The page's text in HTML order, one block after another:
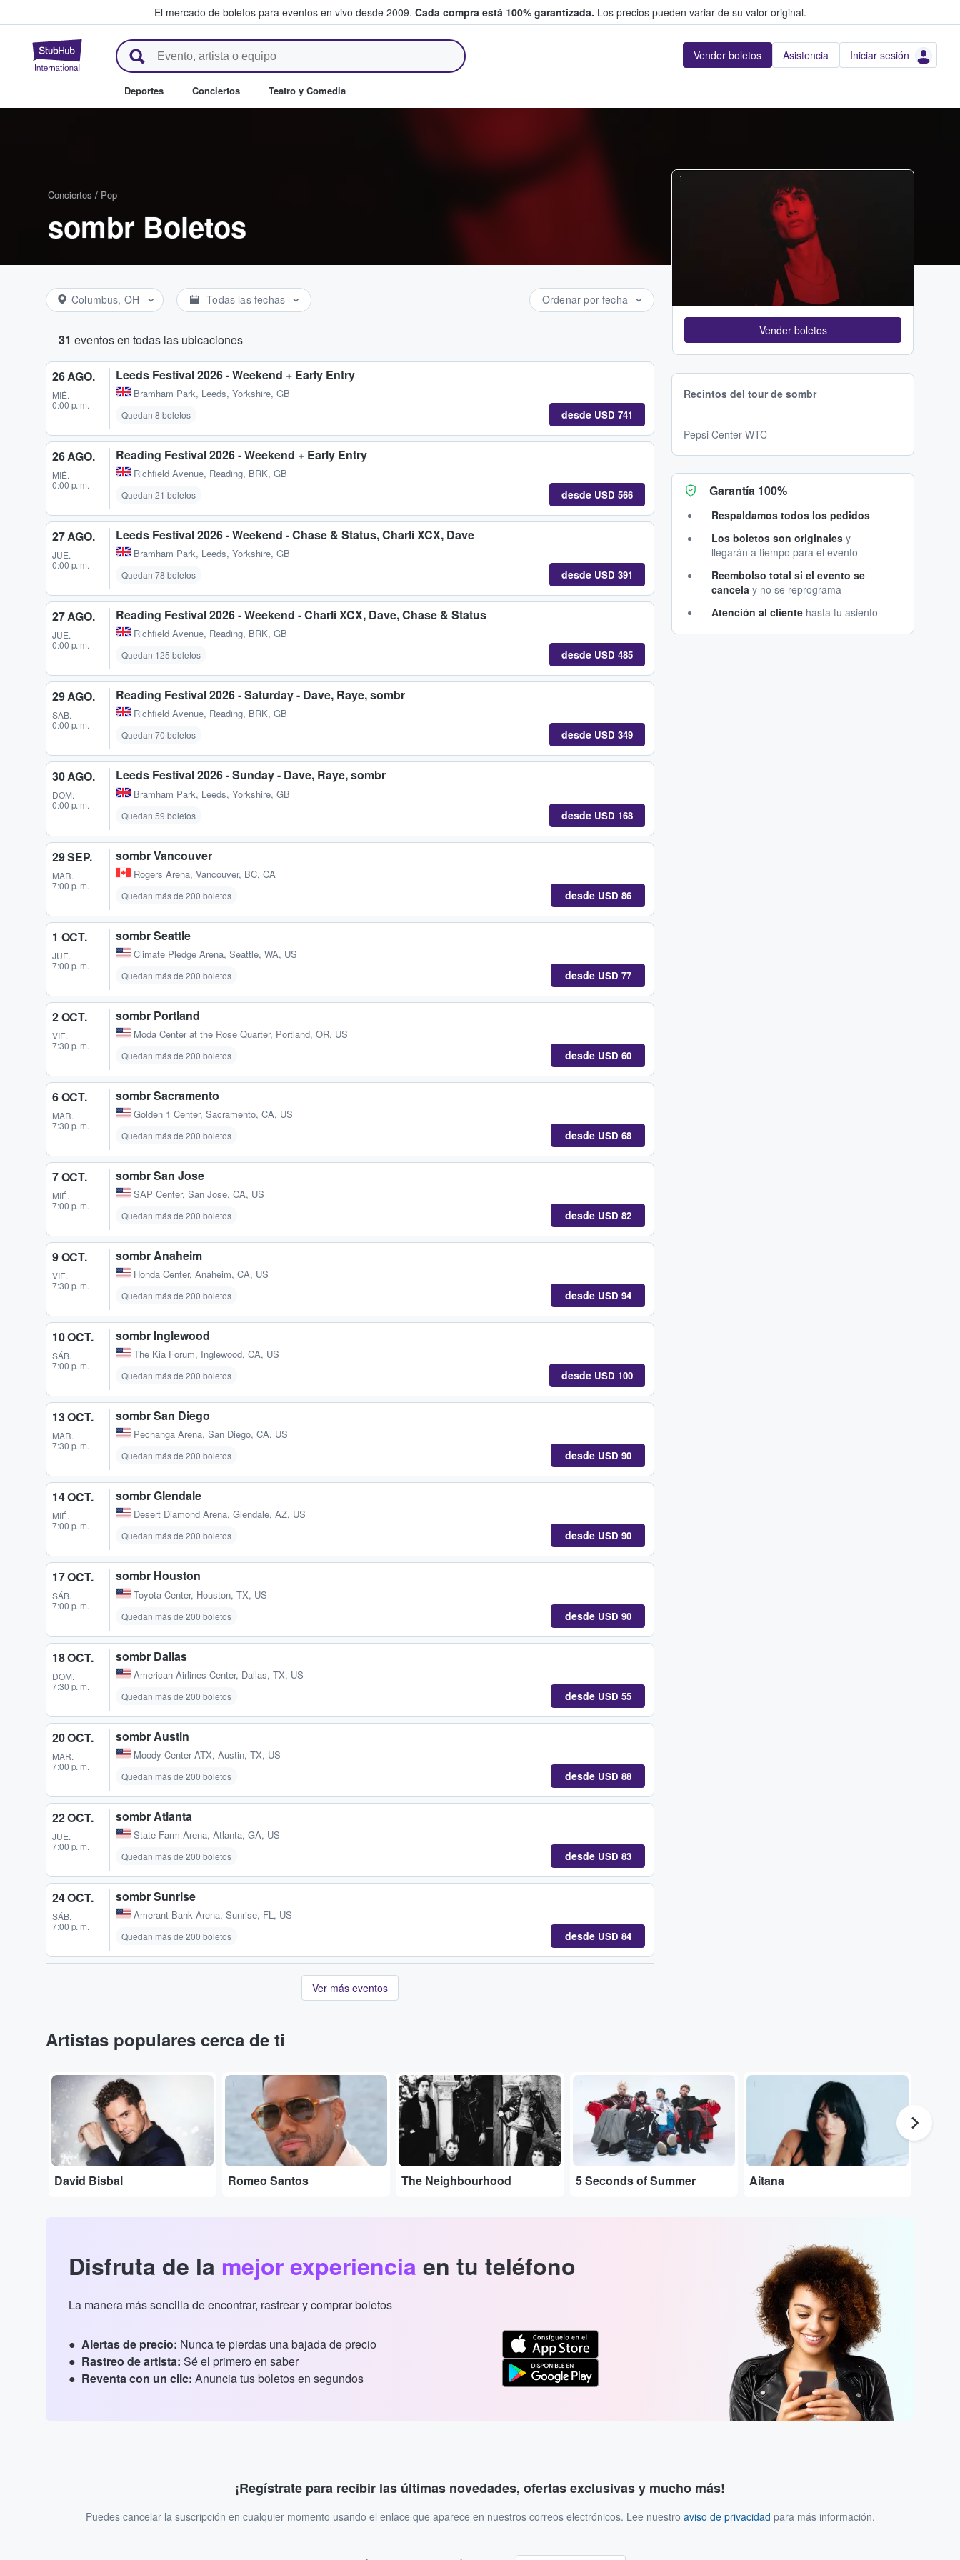
El mercado de boletos para eventos en vivo desde 2009. Cada compra está 100% garantizada. Los precios pueden variar de su valor original.
StubHub: donde los fans compran y venden boletos Vender boletos Asistencia Iniciar sesión
Deportes Conciertos Teatro y Comedia
Conciertos / Pop
sombr Boletos
Columbus, OH Todas las fechas Ordenar por fecha
31 eventos en todas las ubicaciones
26 AGO.
MIÉ.
0:00 p. m.
Leeds Festival 2026 - Weekend + Early Entry
Bramham Park, Leeds, Yorkshire, GB
Quedan 8 boletos desde USD 741
26 AGO.
MIÉ.
0:00 p. m.
Reading Festival 2026 - Weekend + Early Entry
Richfield Avenue, Reading, BRK, GB
Quedan 21 boletos desde USD 566
27 AGO.
JUE.
0:00 p. m.
Leeds Festival 2026 - Weekend - Chase & Status, Charli XCX, Dave
Bramham Park, Leeds, Yorkshire, GB
Quedan 78 boletos desde USD 391
27 AGO.
JUE.
0:00 p. m.
Reading Festival 2026 - Weekend - Charli XCX, Dave, Chase & Status
Richfield Avenue, Reading, BRK, GB
Quedan 125 boletos desde USD 485
29 AGO.
SÁB.
0:00 p. m.
Reading Festival 2026 - Saturday - Dave, Raye, sombr
Richfield Avenue, Reading, BRK, GB
Quedan 70 boletos desde USD 349
30 AGO.
DOM.
0:00 p. m.
Leeds Festival 2026 - Sunday - Dave, Raye, sombr
Bramham Park, Leeds, Yorkshire, GB
Quedan 59 boletos desde USD 168
29 SEP.
MAR.
7:00 p. m.
sombr Vancouver
Rogers Arena, Vancouver, BC, CA
Quedan más de 200 boletos desde USD 86
1 OCT.
JUE.
7:00 p. m.
sombr Seattle
Climate Pledge Arena, Seattle, WA, US
Quedan más de 200 boletos desde USD 77
2 OCT.
VIE.
7:30 p. m.
sombr Portland
Moda Center at the Rose Quarter, Portland, OR, US
Quedan más de 200 boletos desde USD 60
6 OCT.
MAR.
7:30 p. m.
sombr Sacramento
Golden 1 Center, Sacramento, CA, US
Quedan más de 200 boletos desde USD 68
7 OCT.
MIÉ.
7:00 p. m.
sombr San Jose
SAP Center, San Jose, CA, US
Quedan más de 200 boletos desde USD 82
9 OCT.
VIE.
7:30 p. m.
sombr Anaheim
Honda Center, Anaheim, CA, US
Quedan más de 200 boletos desde USD 94
10 OCT.
SÁB.
7:00 p. m.
sombr Inglewood
The Kia Forum, Inglewood, CA, US
Quedan más de 200 boletos desde USD 100
13 OCT.
MAR.
7:30 p. m.
sombr San Diego
Pechanga Arena, San Diego, CA, US
Quedan más de 200 boletos desde USD 90
14 OCT.
MIÉ.
7:00 p. m.
sombr Glendale
Desert Diamond Arena, Glendale, AZ, US
Quedan más de 200 boletos desde USD 90
17 OCT.
SÁB.
7:00 p. m.
sombr Houston
Toyota Center, Houston, TX, US
Quedan más de 200 boletos desde USD 90
18 OCT.
DOM.
7:30 p. m.
sombr Dallas
American Airlines Center, Dallas, TX, US
Quedan más de 200 boletos desde USD 55
20 OCT.
MAR.
7:00 p. m.
sombr Austin
Moody Center ATX, Austin, TX, US
Quedan más de 200 boletos desde USD 88
22 OCT.
JUE.
7:00 p. m.
sombr Atlanta
State Farm Arena, Atlanta, GA, US
Quedan más de 200 boletos desde USD 83
24 OCT.
SÁB.
7:00 p. m.
sombr Sunrise
Amerant Bank Arena, Sunrise, FL, US
Quedan más de 200 boletos desde USD 84
Ver más eventos
...
Vender boletos
Recintos del tour de sombr
Pepsi Center WTC
Garantía 100%
Respaldamos todos los pedidos
Los boletos son originales y
llegarán a tiempo para el evento
Reembolso total si el evento se
cancela y no se reprograma
Atención al cliente hasta tu asiento
Artistas populares cerca de ti
...
David Bisbal Romeo Santos
...
The Neighbourhood 5 Seconds of Summer Aitana
Disfruta de la mejor experiencia en tu teléfono
La manera más sencilla de encontrar, rastrear y comprar boletos
Alertas de precio: Nunca te pierdas una bajada de precio
Rastreo de artista: Sé el primero en saber
Reventa con un clic: Anuncia tus boletos en segundos
¡Regístrate para recibir las últimas novedades, ofertas exclusivas y mucho más!
Puedes cancelar la suscripción en cualquier momento usando el enlace que aparece en nuestros correos electrónicos. Lee nuestro aviso de privacidad para más información.